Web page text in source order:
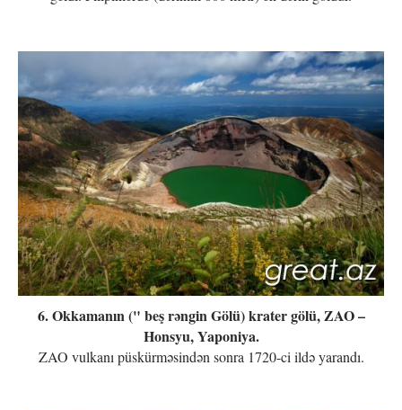
6. Okkamanın (" beş rəngin Gölü) krater gölü, ZAO –
Honsyu, Yaponiya.
ZAO vulkanı püskürməsindən sonra 1720-ci ildə yarandı.